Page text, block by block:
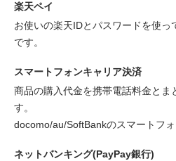
楽天ペイ
お使いの楽天IDとパスワードを使
です。
スマートフォンキャリア決済
商品の購入代金を携帯電話料金とま
す。
docomo/au/SoftBankのスマートフ
ネットバンキング(PayPay銀行)